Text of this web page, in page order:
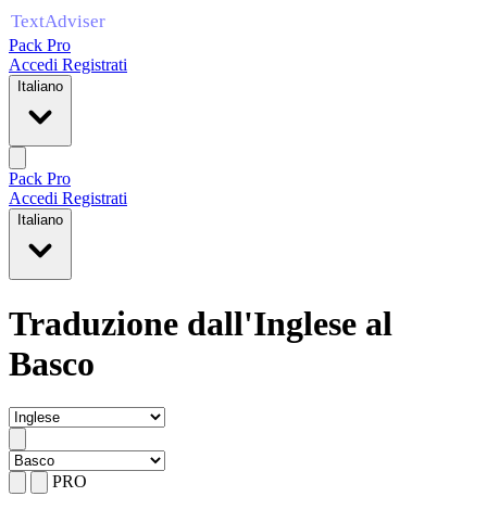
Pack Pro
Accedi Registrati
Italiano
Pack Pro
Accedi Registrati
Italiano
Traduzione dall'Inglese al
Basco
PRO